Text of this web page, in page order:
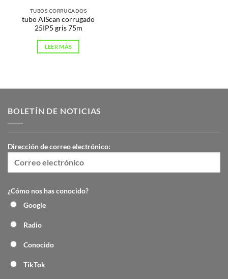
TUBOS CORRUGADOS
tubo AIScan corrugado
25IP5 gris 75m
LEER MÁS
BOLETÍN DE NOTICIAS
Dirección de correo electrónico:
¿Cómo nos has conocido?
Google
Radio
Conocido
TikTok